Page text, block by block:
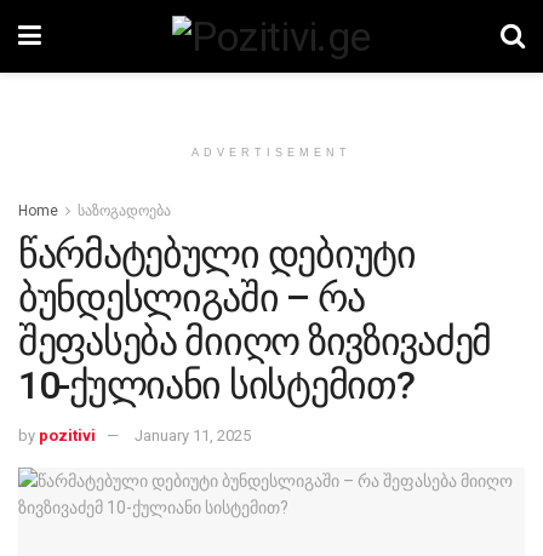
ADVERTISEMENT
Home საზოგადოება
წარმატებული დებიუტი
ბუნდესლიგაში – რა
შეფასება მიიღო ზივზივაძემ
10-ქულიანი სისტემით?
by pozitivi January 11, 2025